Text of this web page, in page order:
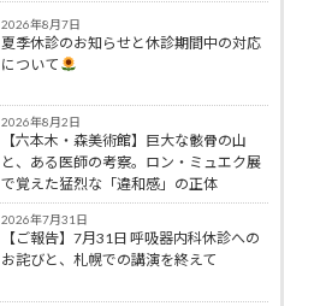
2026年8月7日
夏季休診のお知らせと休診期間中の対応
について
2026年8月2日
【六本木・森美術館】巨大な骸骨の山
と、ある医師の考察。ロン・ミュエク展
で覚えた猛烈な「違和感」の正体
2026年7月31日
【ご報告】7月31日 呼吸器内科休診への
お詫びと、札幌での講演を終えて